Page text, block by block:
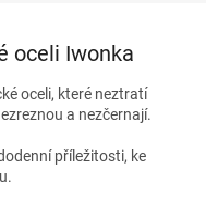
oceli Iwonka
oceli, které neztratí
a nezčernají.
příležitosti, ke